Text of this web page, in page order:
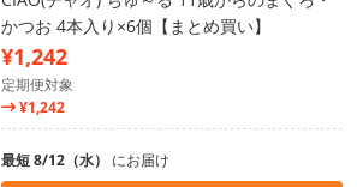
かつお 4本入り×6個【まとめ買い】
¥1,242
定期便対象
¥1,242
最短 8/12（水） にお届け